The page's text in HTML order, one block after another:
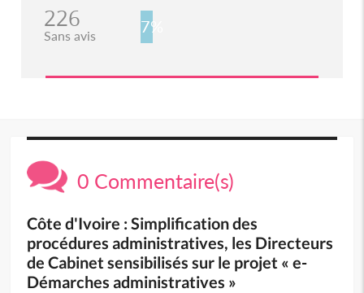
226
Sans avis 7%
0 Commentaire(s)
Côte d'Ivoire : Simplification des
procédures administratives, les Directeurs
de Cabinet sensibilisés sur le projet « e-
Démarches administratives »